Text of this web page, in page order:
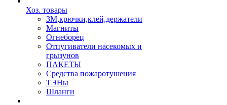
Хоз. товары
ЗМ,крючки,клей,держатели
Магниты
Огнеборец
Отпугиватели насекомых и
грызунов
ПАКЕТЫ
Средства пожаротушения
ТЭНы
Шланги